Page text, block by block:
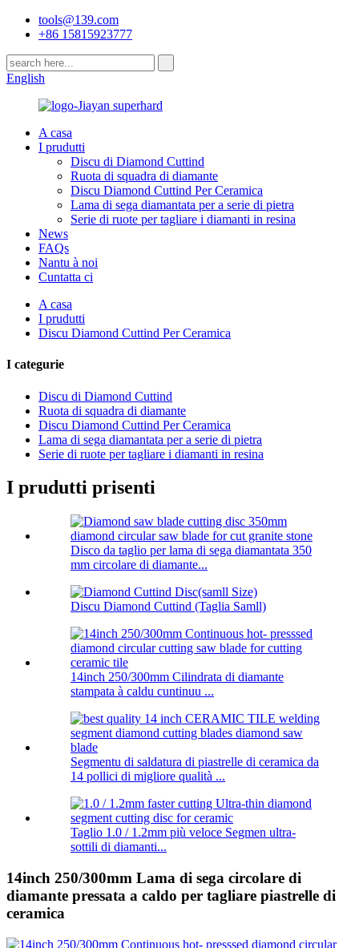
tools@139.com
+86 15815923777
English
A casa
I prudutti
Discu di Diamond Cuttind
Ruota di squadra di diamante
Discu Diamond Cuttind Per Ceramica
Lama di sega diamantata per a serie di pietra
Serie di ruote per tagliare i diamanti in resina
News
FAQs
Nantu à noi
Cuntatta ci
A casa
I prudutti
Discu Diamond Cuttind Per Ceramica
I categurie
Discu di Diamond Cuttind
Ruota di squadra di diamante
Discu Diamond Cuttind Per Ceramica
Lama di sega diamantata per a serie di pietra
Serie di ruote per tagliare i diamanti in resina
I prudutti prisenti
Disco da taglio per lama di sega diamantata 350
mm circolare di diamante...
Discu Diamond Cuttind (Taglia Samll)
14inch 250/300mm Cilindrata di diamante
stampata à caldu cuntinuu ...
Segmentu di saldatura di piastrelle di ceramica da
14 pollici di migliore qualità ...
Taglio 1.0 / 1.2mm più veloce Segmen ultra-
sottili di diamanti...
14inch 250/300mm Lama di sega circolare di
diamante pressata a caldo per tagliare piastrelle di
ceramica